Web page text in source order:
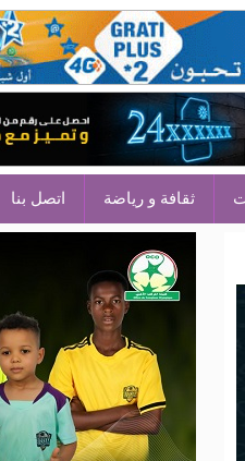
ثقافة و رياضة اتصل بنا